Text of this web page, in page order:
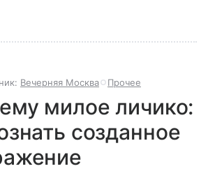
Вечерняя Москва Прочее
милое личико:
созданное